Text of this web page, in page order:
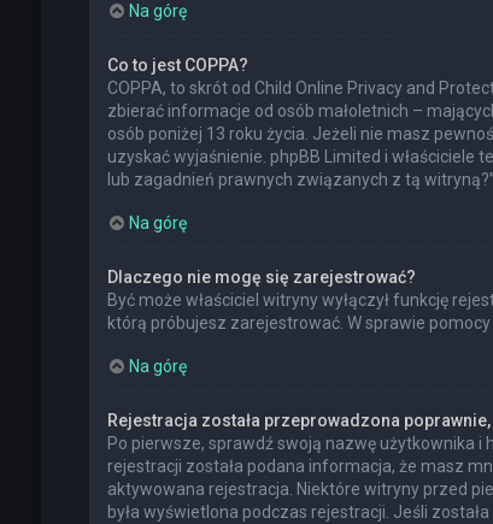
Na górę
Co to jest COPPA?
COPPA, to skrót od Child Online Privacy and
zbierać informacje od osób małoletnich –
osób poniżej 13 roku życia. Jeżeli nie masz
uzyskać wyjaśnienie. phpBB Limited i
lub zagadnień prawnych związanych z tą
Na górę
Dlaczego nie mogę się zarejestrować?
Być może właściciel witryny wyłączył funkcję
którą próbujesz zarejestrować. W sprawie
Na górę
Rejestracja została przeprowadzona
Po pierwsze, sprawdź swoją nazwę użytkownika i
rejestracji została podana informacja, że masz
aktywowana rejestracja. Niektóre witryny przed
była wyświetlona podczas rejestracji. Jeśli